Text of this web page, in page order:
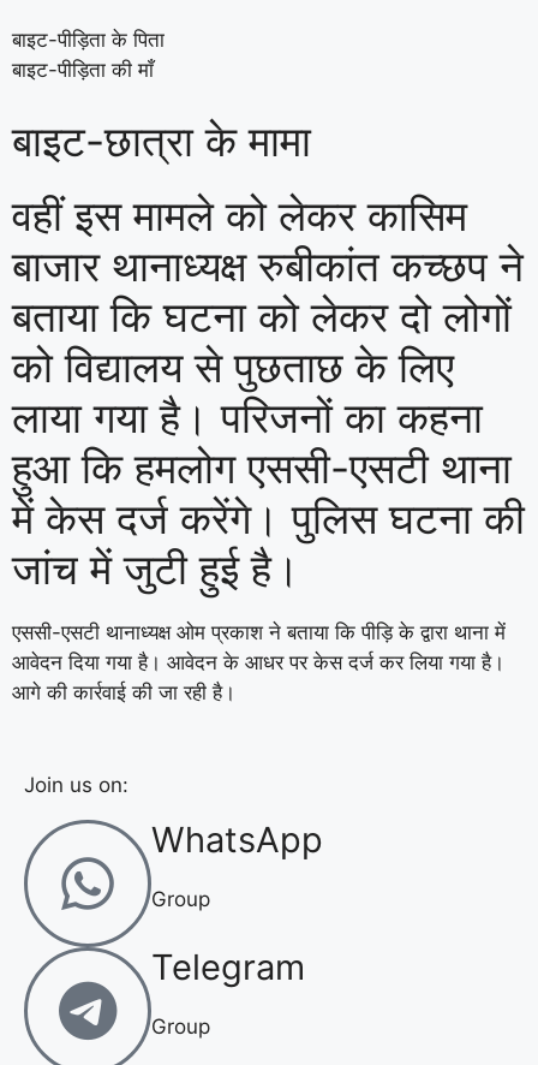
बाइट-पीड़िता के पिता
बाइट-पीड़िता की माँ
बाइट-छात्रा के मामा
वहीं इस मामले को लेकर कासिम
बाजार थानाध्यक्ष रुबीकांत कच्छप ने
बताया कि घटना को लेकर दो लोगों
को विद्यालय से पुछताछ के लिए
लाया गया है। परिजनों का कहना
हुआ कि हमलोग एससी-एसटी थाना
में केस दर्ज करेंगे। पुलिस घटना की
जांच में जुटी हुई है।
एससी-एसटी थानाध्यक्ष ओम प्रकाश ने बताया कि पीड़ि के द्वारा थाना में
आवेदन दिया गया है। आवेदन के आधर पर केस दर्ज कर लिया गया है।
आगे की कार्रवाई की जा रही है।
Join us on:
WhatsApp
Group
Telegram
Group